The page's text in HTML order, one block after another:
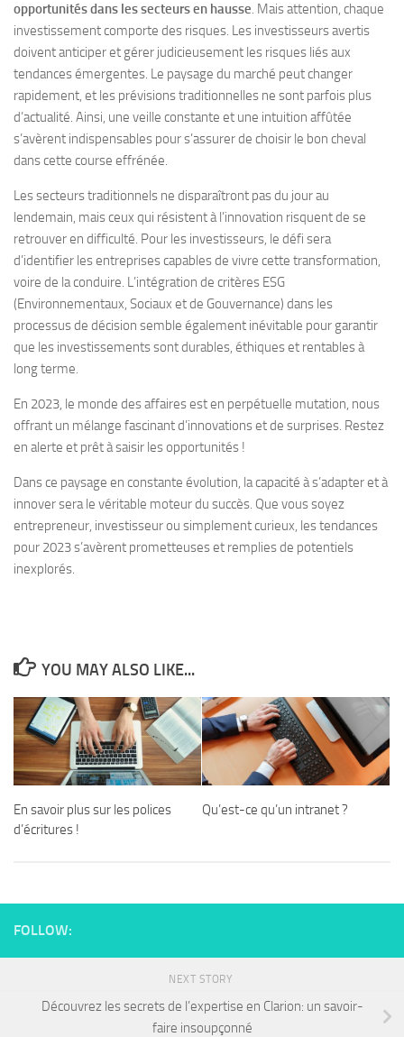
opportunités dans les secteurs en hausse. Mais attention, chaque
investissement comporte des risques. Les investisseurs avertis
doivent anticiper et gérer judicieusement les risques liés aux
tendances émergentes. Le paysage du marché peut changer
rapidement, et les prévisions traditionnelles ne sont parfois plus
d’actualité. Ainsi, une veille constante et une intuition affûtée
s’avèrent indispensables pour s’assurer de choisir le bon cheval
dans cette course effrénée.
Les secteurs traditionnels ne disparaîtront pas du jour au
lendemain, mais ceux qui résistent à l’innovation risquent de se
retrouver en difficulté. Pour les investisseurs, le défi sera
d’identifier les entreprises capables de vivre cette transformation,
voire de la conduire. L’intégration de critères ESG
(Environnementaux, Sociaux et de Gouvernance) dans les
processus de décision semble également inévitable pour garantir
que les investissements sont durables, éthiques et rentables à
long terme.
En 2023, le monde des affaires est en perpétuelle mutation, nous
offrant un mélange fascinant d’innovations et de surprises. Restez
en alerte et prêt à saisir les opportunités !
Dans ce paysage en constante évolution, la capacité à s’adapter et à
innover sera le véritable moteur du succès. Que vous soyez
entrepreneur, investisseur ou simplement curieux, les tendances
pour 2023 s’avèrent prometteuses et remplies de potentiels
inexplorés.
YOU MAY ALSO LIKE...
En savoir plus sur les polices
d’écritures !
Qu’est-ce qu’un intranet ?
FOLLOW:
NEXT STORY
Découvrez les secrets de l’expertise en Clarion: un savoir-
faire insoupçonné